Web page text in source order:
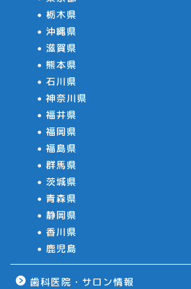
栃木県
沖縄県
滋賀県
熊本県
石川県
神奈川県
福井県
福岡県
福島県
群馬県
茨城県
青森県
静岡県
香川県
鹿児島
歯科医院・サロン情報